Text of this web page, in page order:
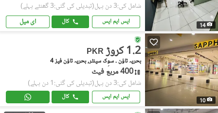
14
شامل کی:3 دن پہل (تبدیلی کی گئی:3 گھنٹے پہلے)
ایس ایم ایس کال ای میل
10
PKR 1.2 کروڑ
بحریہ ٹاؤن ۔ سوِک سینٹر, بحریہ ٹاؤن فیز 4
400 مربع فیٹ
شامل کی:3 دن پہل (تبدیلی کی گئی:1 دن پہلے)
ایس ایم ایس کال